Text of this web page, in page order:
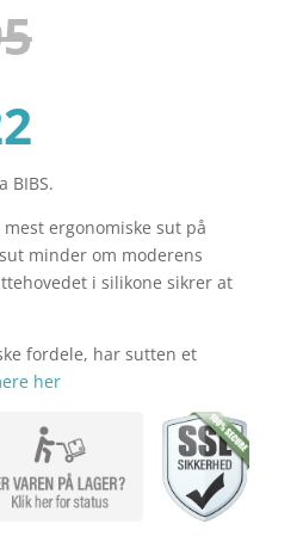
pris
var:
kr. 44,95.
Den
aktuelle
pris
er:
kr. 29,22.
BIBS.
ergonomiske sut på
minder om moderens
i silikone sikrer at
fordele, har sutten et
her